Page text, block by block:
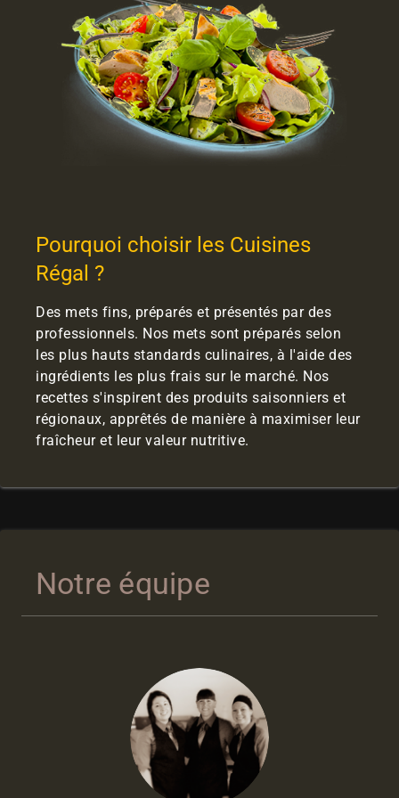
Pourquoi choisir les Cuisines
Régal ?
Des mets fins, préparés et présentés par des
professionnels. Nos mets sont préparés selon
les plus hauts standards culinaires, à l'aide des
ingrédients les plus frais sur le marché. Nos
recettes s'inspirent des produits saisonniers et
régionaux, apprêtés de manière à maximiser leur
fraîcheur et leur valeur nutritive.
Notre équipe